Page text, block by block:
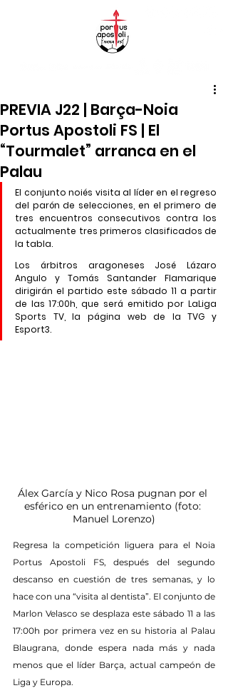
PREVIA J22 | Barça-Noia
Portus Apostoli FS | El
“Tourmalet” arranca en el
Palau
El conjunto noiés visita al líder en el regreso
del parón de selecciones, en el primero de
tres encuentros consecutivos contra los
actualmente tres primeros clasificados de
la tabla.
Los árbitros aragoneses José Lázaro
Angulo y Tomás Santander Flamarique
dirigirán el partido este sábado 11 a partir
de las 17:00h, que será emitido por LaLiga
Sports TV, la página web de la TVG y
Esport3.
Álex García y Nico Rosa pugnan por el
esférico en un entrenamiento (foto:
Manuel Lorenzo)
Regresa la competición liguera para el Noia
Portus Apostoli FS, después del segundo
descanso en cuestión de tres semanas, y lo
hace con una “visita al dentista”. El conjunto de
Marlon Velasco se desplaza este sábado 11 a las
17:00h por primera vez en su historia al Palau
Blaugrana, donde espera nada más y nada
menos que el líder Barça, actual campeón de
Liga y Europa.